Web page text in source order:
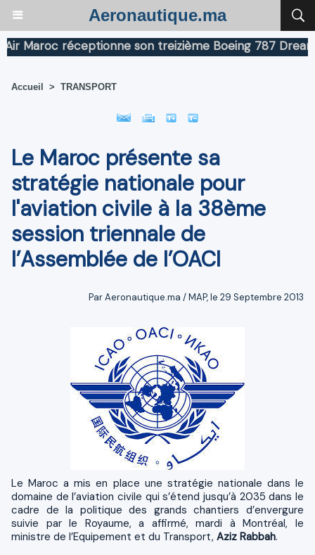
Aeronautique.ma
réceptionne son treizième Boeing 787 Dreamliner
Accueil > TRANSPORT
Le Maroc présente sa
stratégie nationale pour
l'aviation civile à la 38ème
session triennale de
l’Assemblée de l’OACI
Par Aeronautique.ma / MAP, le 29 Septembre 2013
Le Maroc a mis en place une stratégie nationale dans le
domaine de l’aviation civile qui s’étend jusqu’à 2035 dans le
cadre de la politique des grands chantiers d’envergure
suivie par le Royaume, a affirmé, mardi à Montréal, le
ministre de l’Equipement et du Transport, Aziz Rabbah.